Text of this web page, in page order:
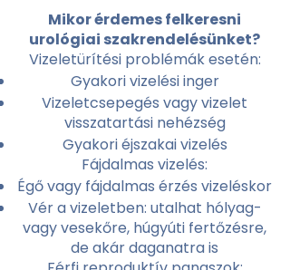
Mikor érdemes felkeresni
urológiai szakrendelésünket?
Vizeletürítési problémák esetén:
Gyakori vizelési inger
Vizeletcsepegés vagy vizelet
visszatartási nehézség
Gyakori éjszakai vizelés
Fájdalmas vizelés:
Égő vagy fájdalmas érzés vizeléskor
Vér a vizeletben: utalhat hólyag-
vagy vesekőre, húgyúti fertőzésre,
de akár daganatra is